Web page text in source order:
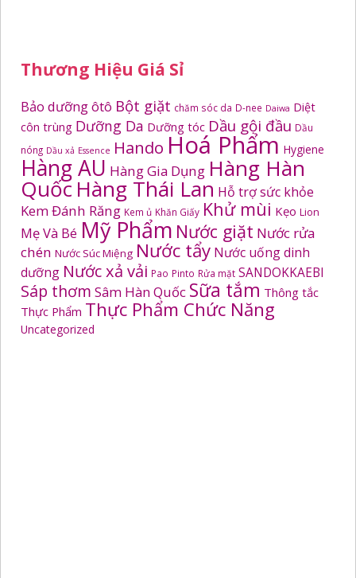
Thương Hiệu Giá Sỉ
Bảo dưỡng ôtô Bột giặt chăm sóc da D-nee Daiwa Diệt
côn trùng Dưỡng Da Dưỡng tóc Dầu gội đầu Dầu
nóng Dầu xả Essence Hando Hoá Phẩm Hygiene
Hàng AU Hàng Gia Dụng Hàng Hàn
Quốc Hàng Thái Lan Hỗ trợ sức khỏe
Kem Đánh Răng Kem ủ Khăn Giấy Khử mùi Kẹo Lion
Mẹ Và Bé Mỹ Phẩm Nước giặt Nước rửa
chén Nước Súc Miệng Nước tẩy Nước uống dinh
dưỡng Nước xả vải Pao Pinto Rửa mặt SANDOKKAEBI
Sáp thơm Sâm Hàn Quốc Sữa tắm Thông tắc
Thực Phẩm Thực Phẩm Chức Năng
Uncategorized